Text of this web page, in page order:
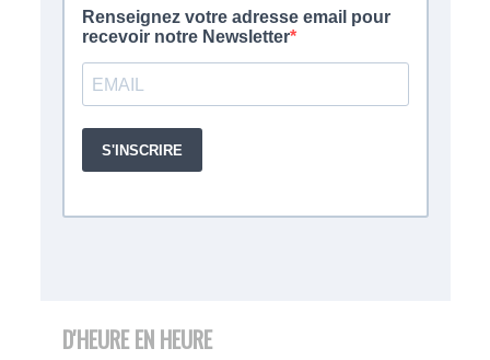
D'HEURE EN HEURE